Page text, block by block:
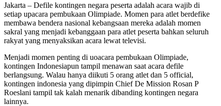
Jakarta – Defile kontingen negara peserta adalah acara wajib di
setiap upacara pembukaan Olimpiade. Momen para atlet berdefike
membawa bendera nasional kebangsaan mereka adalah momen
sakral yang menjadi kebanggaan para atlet peserta bahkan seluruh
rakyat yang menyaksikan acara lewat televisi.
Menjadi momen penting di uoacara pembukaan Olimpiade,
kontingen Indonesiapun tampil menawan saat acara defile
berlangsung. Walau hanya diikuti 5 orang atlet dan 5 official,
kontingen indonesia yang dipimpin Chief De Mission Rosan P
Roeslani tampil tak kalah menarik dibanding kontingen negara
lainnya.